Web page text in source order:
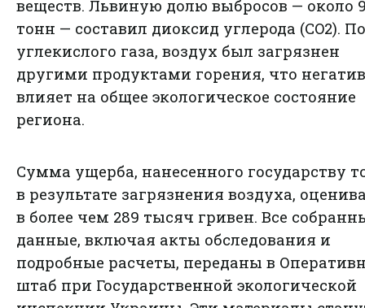
веществ. Львиную долю выбросов — около
тонн — составил диоксид углерода (CO2).
углекислого газа, воздух был загрязнен
другими продуктами горения, что
влияет на общее экологическое состояние
региона.
Сумма ущерба, нанесенного государству
в результате загрязнения воздуха,
в более чем 289 тысяч гривен. Все
данные, включая акты обследования и
подробные расчеты, переданы в
штаб при Государственной экологической